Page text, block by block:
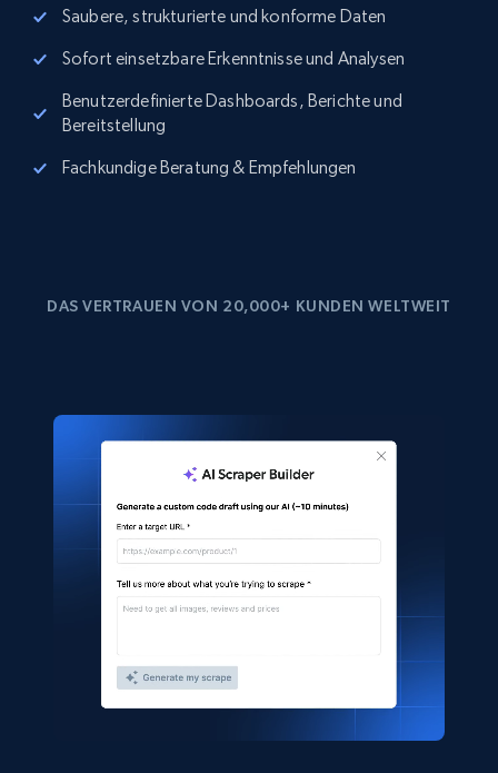
Saubere, strukturierte und konforme Daten
Sofort einsetzbare Erkenntnisse und Analysen
Benutzerdefinierte Dashboards, Berichte und
Bereitstellung
Fachkundige Beratung & Empfehlungen
DAS VERTRAUEN VON 20,000+ KUNDEN WELTWEIT